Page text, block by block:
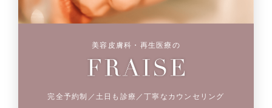
美容皮膚科・再生医療の
完全予約制／土日も診療／丁寧なカウンセリング